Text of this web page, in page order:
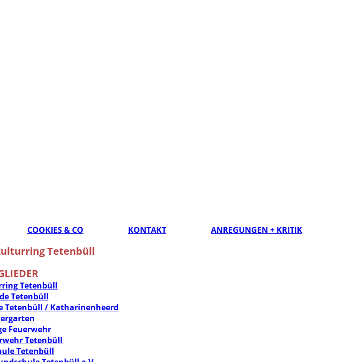
COOKIES & CO KONTAKT ANREGUNGEN + KRITIK
Tetenbüll
Tetenbüll
Tetenbüll
Tetenbüll / Katharinenheerd
Feuerwehr
Tetenbüll
Tetenbüll